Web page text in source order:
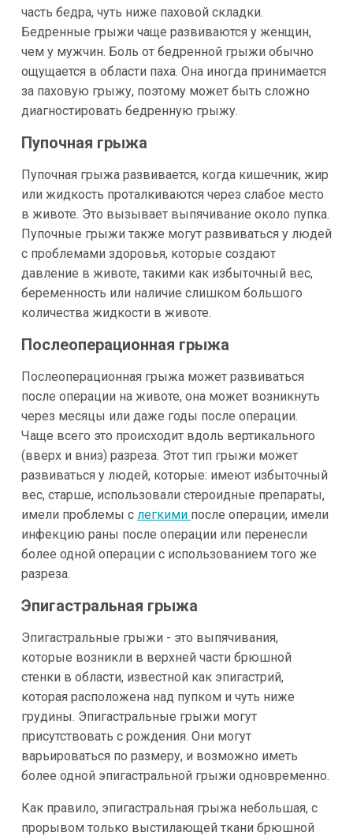
часть бедра, чуть ниже паховой складки.
Бедренные грыжи чаще развиваются у женщин,
чем у мужчин. Боль от бедренной грыжи обычно
ощущается в области паха. Она иногда принимается
за паховую грыжу, поэтому может быть сложно
диагностировать бедренную грыжу.
Пупочная грыжа
Пупочная грыжа развивается, когда кишечник, жир
или жидкость проталкиваются через слабое место
в животе. Это вызывает выпячивание около пупка.
Пупочные грыжи также могут развиваться у людей
с проблемами здоровья, которые создают
давление в животе, такими как избыточный вес,
беременность или наличие слишком большого
количества жидкости в животе.
Послеоперационная грыжа
Послеоперационная грыжа может развиваться
после операции на животе, она может возникнуть
через месяцы или даже годы после операции.
Чаще всего это происходит вдоль вертикального
(вверх и вниз) разреза. Этот тип грыжи может
развиваться у людей, которые: имеют избыточный
вес, старше, использовали стероидные препараты,
имели проблемы с легкими после операции, имели
инфекцию раны после операции или перенесли
более одной операции с использованием того же
разреза.
Эпигастральная грыжа
Эпигастральные грыжи - это выпячивания,
которые возникли в верхней части брюшной
стенки в области, известной как эпигастрий,
которая расположена над пупком и чуть ниже
грудины. Эпигастральные грыжи могут
присутствовать с рождения. Они могут
варьироваться по размеру, и возможно иметь
более одной эпигастральной грыжи одновременно.
Как правило, эпигастральная грыжа небольшая, с
прорывом только выстилающей ткани брюшной